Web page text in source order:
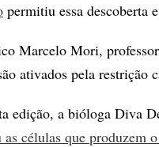
permitiu essa descoberta
Marcelo Mori,
ativados pela restrição
edição, a bióloga Diva
células que produzem